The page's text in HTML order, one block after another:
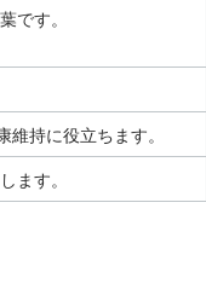
です。
持に役立ちます。
ます。